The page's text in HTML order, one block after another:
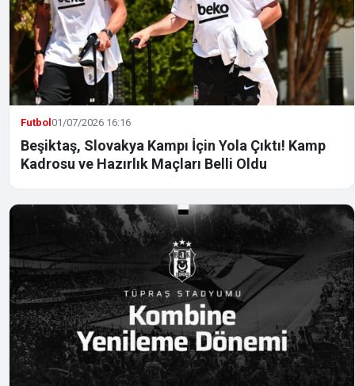
Futbol01/07/2026 16:16
Beşiktaş, Slovakya Kampı İçin Yola Çıktı! Kamp
Kadrosu ve Hazırlık Maçları Belli Oldu